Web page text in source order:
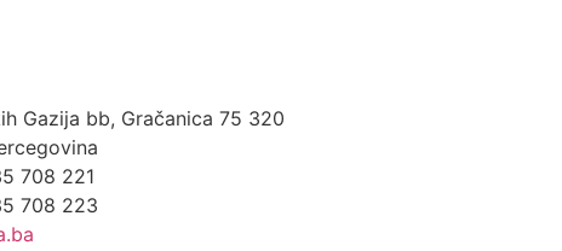
Gazija bb, Gračanica 75 320
708 221
708 223